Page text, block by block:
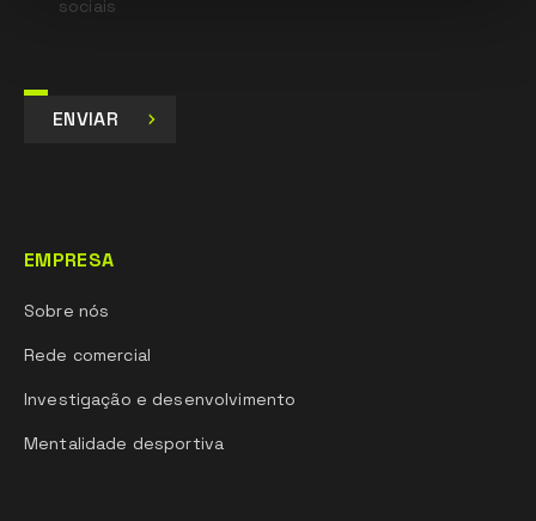
sociais
ENVIAR
EMPRESA
Sobre nós
Rede comercial
Investigação e desenvolvimento
Mentalidade desportiva